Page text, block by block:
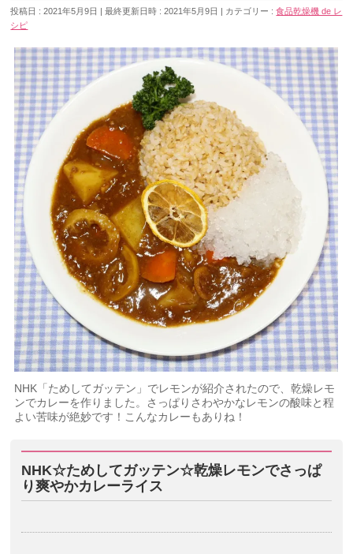
投稿日 : 2021年5月9日 最終更新日時 : 2021年5月9日 カテゴリー :食品乾燥機 de レ
シピ
NHK「ためしてガッテン」でレモンが紹介されたので、乾燥レモ
ンでカレーを作りました。さっぱりさわやかなレモンの酸味と程
よい苦味が絶妙です！こんなカレーもありね！
NHK☆ためしてガッテン☆乾燥レモンでさっぱ
り爽やかカレーライス